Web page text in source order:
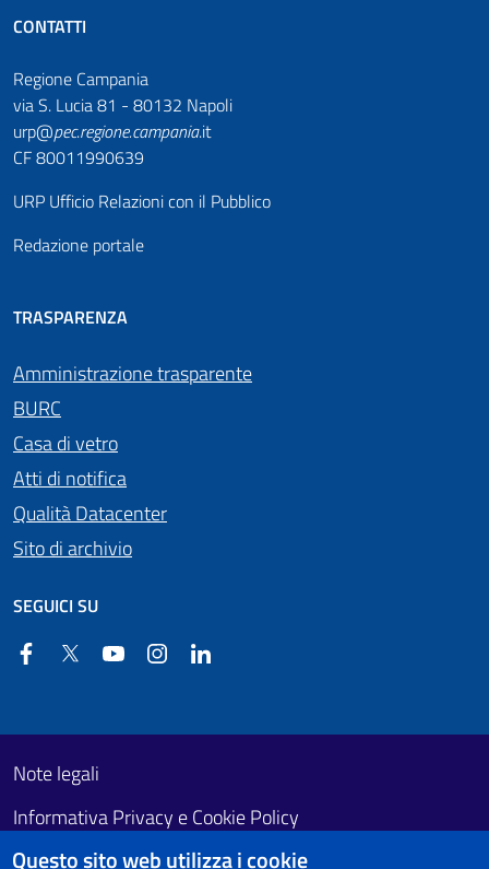
CONTATTI
Regione Campania
via S. Lucia 81 - 80132 Napoli
urp@pec.regione.campania.it
CF 80011990639
URP Ufficio Relazioni con il Pubblico
Redazione portale
TRASPARENZA
Amministrazione trasparente
BURC
Casa di vetro
Atti di notifica
Qualità Datacenter
Sito di archivio
SEGUICI SU
FacebookTwitter YouTube Instagram
Footer First
Useful links section
Note legali
Informativa Privacy e Cookie Policy
Obiettivi di accessibilità
Questo sito web utilizza i cookie